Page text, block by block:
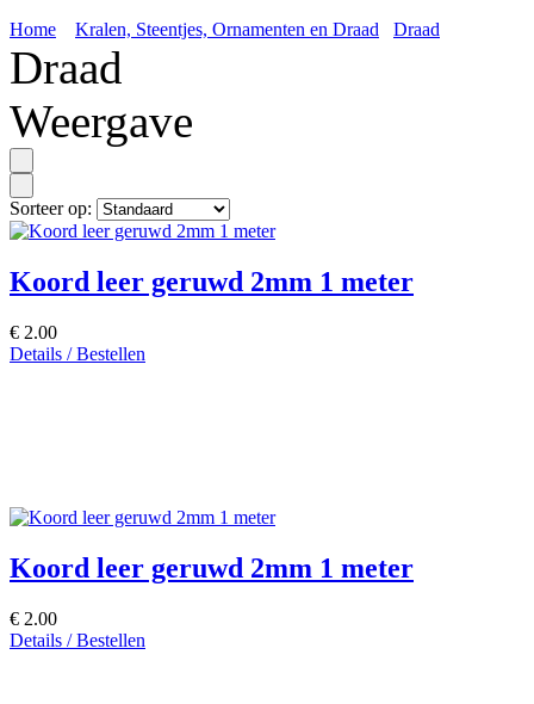
Home Kralen, Steentjes, Ornamenten en Draad Draad
Draad
Weergave
Sorteer op:
Koord leer geruwd 2mm 1 meter
€ 2.00
Details / Bestellen
Koord leer geruwd 2mm 1 meter
€ 2.00
Details / Bestellen